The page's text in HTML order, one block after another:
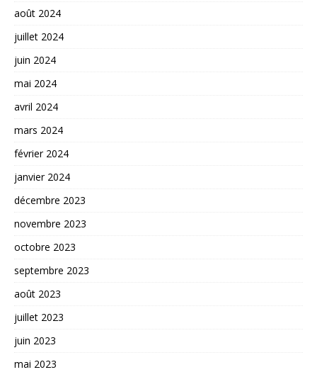
août 2024
juillet 2024
juin 2024
mai 2024
avril 2024
mars 2024
février 2024
janvier 2024
décembre 2023
novembre 2023
octobre 2023
septembre 2023
août 2023
juillet 2023
juin 2023
mai 2023